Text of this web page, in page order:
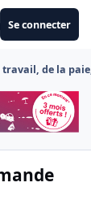
Se connecter
travail, de la